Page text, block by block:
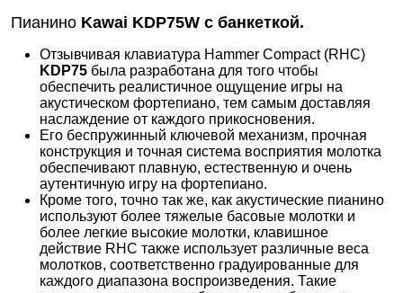
Пианино Kawai KDP75W с банкеткой.
Отзывчивая клавиатура Hammer Compact (RHC)
KDP75 была разработана для того чтобы
обеспечить реалистичное ощущение игры на
акустическом фортепиано, тем самым доставляя
наслаждение от каждого прикосновения.
Его беспружинный ключевой механизм, прочная
конструкция и точная система восприятия молотка
обеспечивают плавную, естественную и очень
аутентичную игру на фортепиано.
Кроме того, точно так же, как акустические пианино
используют более тяжелые басовые молотки и
более легкие высокие молотки, клавишное
действие RHC также использует различные веса
молотков, соответственно градуированные для
каждого диапазона воспроизведения. Такие